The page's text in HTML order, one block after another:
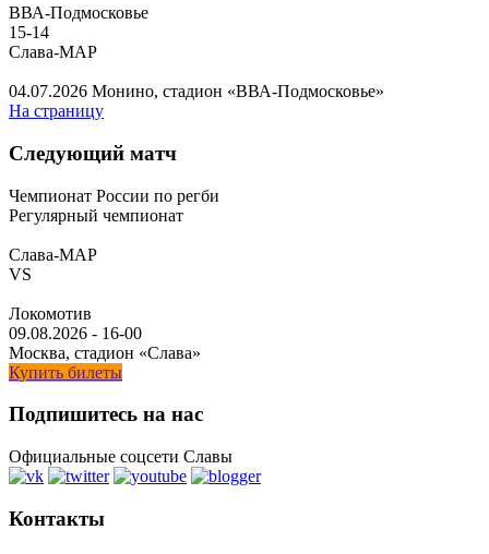
ВВА-Подмосковье
15-14
Слава-МАР
04.07.2026 Монино, стадион «ВВА-Подмосковье»
На страницу
Следующий матч
Чемпионат России по регби
Регулярный чемпионат
Слава-МАР
VS
Локомотив
09.08.2026 - 16-00
Москва, стадион «Слава»
Купить билеты
Подпишитесь на нас
Официальные соцсети Славы
Контакты